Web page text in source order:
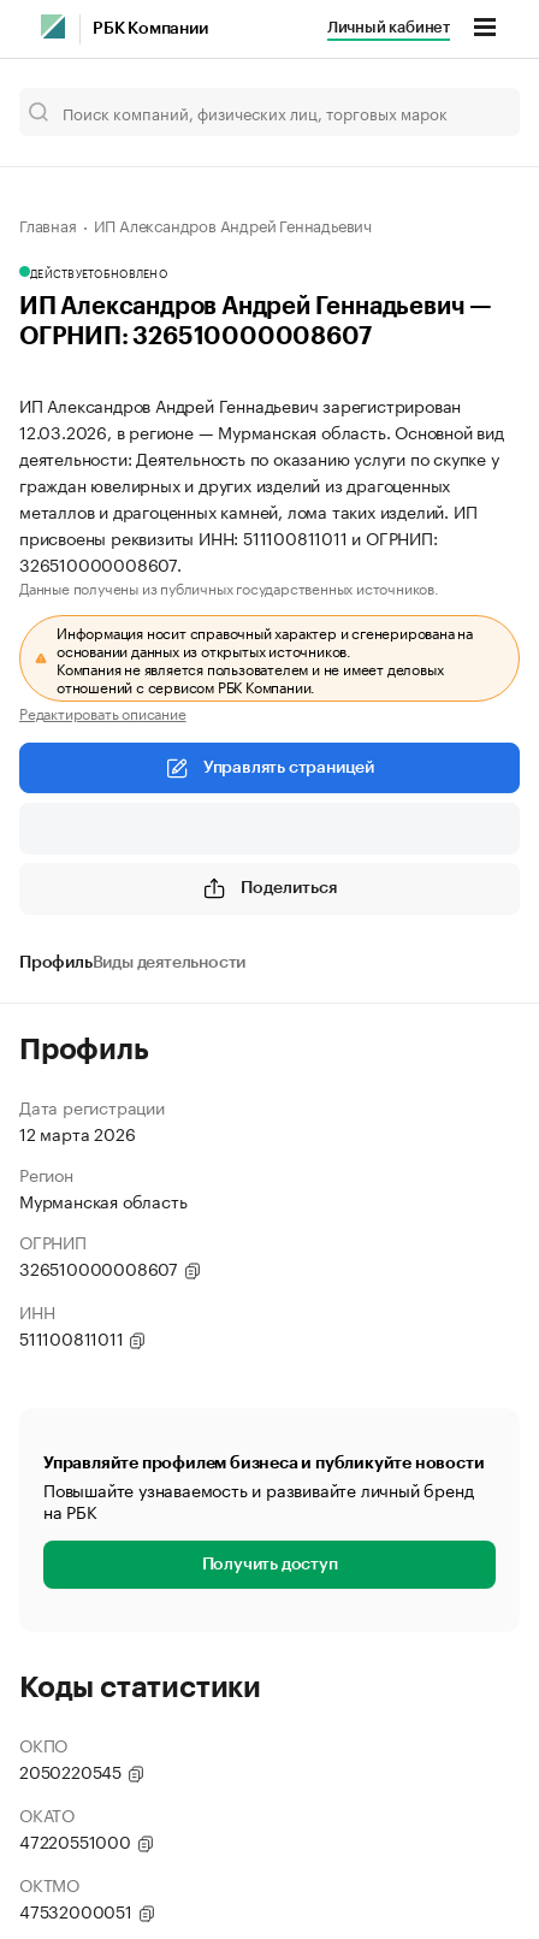
РБК Компании Личный кабинет
Главная ИП Александров Андрей Геннадьевич
ДЕЙСТВУЕТОБНОВЛЕНО
ИП Александров Андрей Геннадьевич —
ОГРНИП: 326510000008607
ИП Александров Андрей Геннадьевич зарегистрирован
12.03.2026, в регионе — Мурманская область. Основной вид
деятельности: Деятельность по оказанию услуги по скупке у
граждан ювелирных и других изделий из драгоценных
металлов и драгоценных камней, лома таких изделий. ИП
присвоены реквизиты ИНН: 511100811011 и ОГРНИП:
326510000008607.
Данные получены из публичных государственных источников.
Информация носит справочный характер и сгенерирована на
основании данных из открытых источников.
Компания не является пользователем и не имеет деловых
отношений с сервисом РБК Компании.
Редактировать описание
Управлять страницей
Поделиться
ПрофильВиды деятельности
Профиль
Дата регистрации
12 марта 2026
Регион
Мурманская область
ОГРНИП
326510000008607
ИНН
511100811011
Управляйте профилем бизнеса и публикуйте новости
Повышайте узнаваемость и развивайте личный бренд
на РБК
Получить доступ
Коды статистики
ОКПО
2050220545
ОКАТО
47220551000
ОКТМО
47532000051